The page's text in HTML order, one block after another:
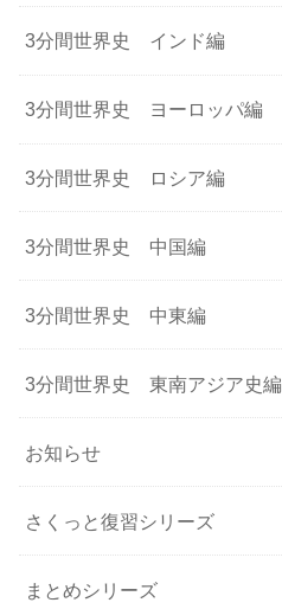
3分間世界史 インド編
3分間世界史 ヨーロッパ編
3分間世界史 ロシア編
3分間世界史 中国編
3分間世界史 中東編
3分間世界史 東南アジア史編
お知らせ
さくっと復習シリーズ
まとめシリーズ